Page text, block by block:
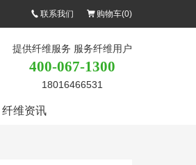
联系我们 购物车(0)
提供纤维服务 服务纤维用户
400-067-1300
18016466531
纤维资讯